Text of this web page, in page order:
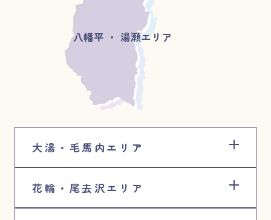
八幡平 ・ 湯瀬エリア
大湯・毛馬内エリア
花輪・尾去沢エリア